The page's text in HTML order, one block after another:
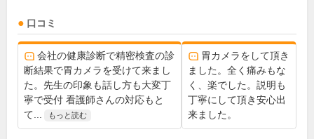
口コミ
会社の健康診断で精密検査の診
断結果で胃カメラを受けて来まし
た。先生の印象も話し方も大変丁
寧で受付 看護師さんの対応もと
て...
もっと読む
胃カメラをして頂き
ました。全く痛みもな
く、楽でした。説明も
丁寧にして頂き安心出
来ました。